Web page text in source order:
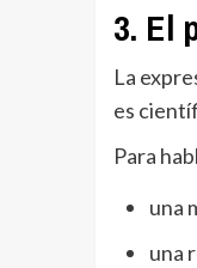
3. El
La
es
Para
una
una